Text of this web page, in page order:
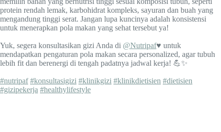
protein rendah lemak, karbohidrat kompleks, sayuran dan buah yang
mengandung tinggi serat. Jangan lupa kuncinya adalah konsistensi
untuk menerapkan pola makan yang sehat tersebut ya!
Yuk, segera konsultasikan gizi Anda di @Nutripaf♥️ untuk
mendapatkan pengaturan pola makan secara personalized, agar tubuh
lebih fit dan berenergi di tengah padatnya jadwal kerja! 💪✨
#nutripaf #konsultasigizi #klinikgizi #klinikdietisien #dietisien
#gizipekerja #healthylifestyle